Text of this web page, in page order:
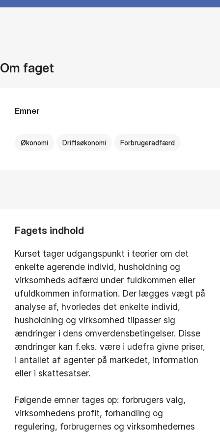
Om faget
Emner
Økonomi Driftsøkonomi Forbrugeradfærd
Fagets indhold
Kurset tager udgangspunkt i teorier om det
enkelte agerende individ, husholdning og
virksomheds adfærd under fuldkommen eller
ufuldkommen information. Der lægges vægt på
analyse af, hvorledes det enkelte individ,
husholdning og virksomhed tilpasser sig
ændringer i dens omverdensbetingelser. Disse
ændringer kan f.eks. være i udefra givne priser,
i antallet af agenter på markedet, information
eller i skattesatser.
Følgende emner tages op: forbrugers valg,
virksomhedens profit, forhandling og
regulering, forbrugernes og virksomhedernes